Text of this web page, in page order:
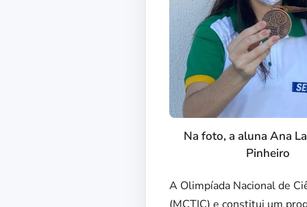
Na foto, a aluna Ana
Pinheiro
A Olimpíada Nacional de